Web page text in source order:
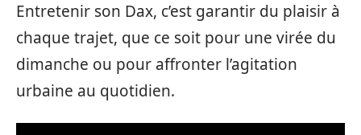
Entretenir son Dax, c’est garantir du plaisir à
chaque trajet, que ce soit pour une virée du
dimanche ou pour affronter l’agitation
urbaine au quotidien.